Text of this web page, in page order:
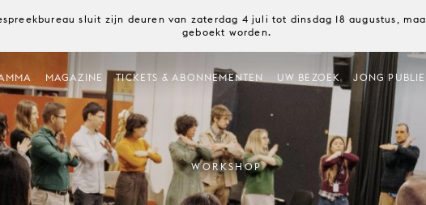
sluit zijn deuren van zaterdag 4 juli tot dinsdag 18 augustus,
geboekt worden.
MAGAZINE TICKETS & ABONNEMENTEN UW BEZOEK JONG
WORKSHOP